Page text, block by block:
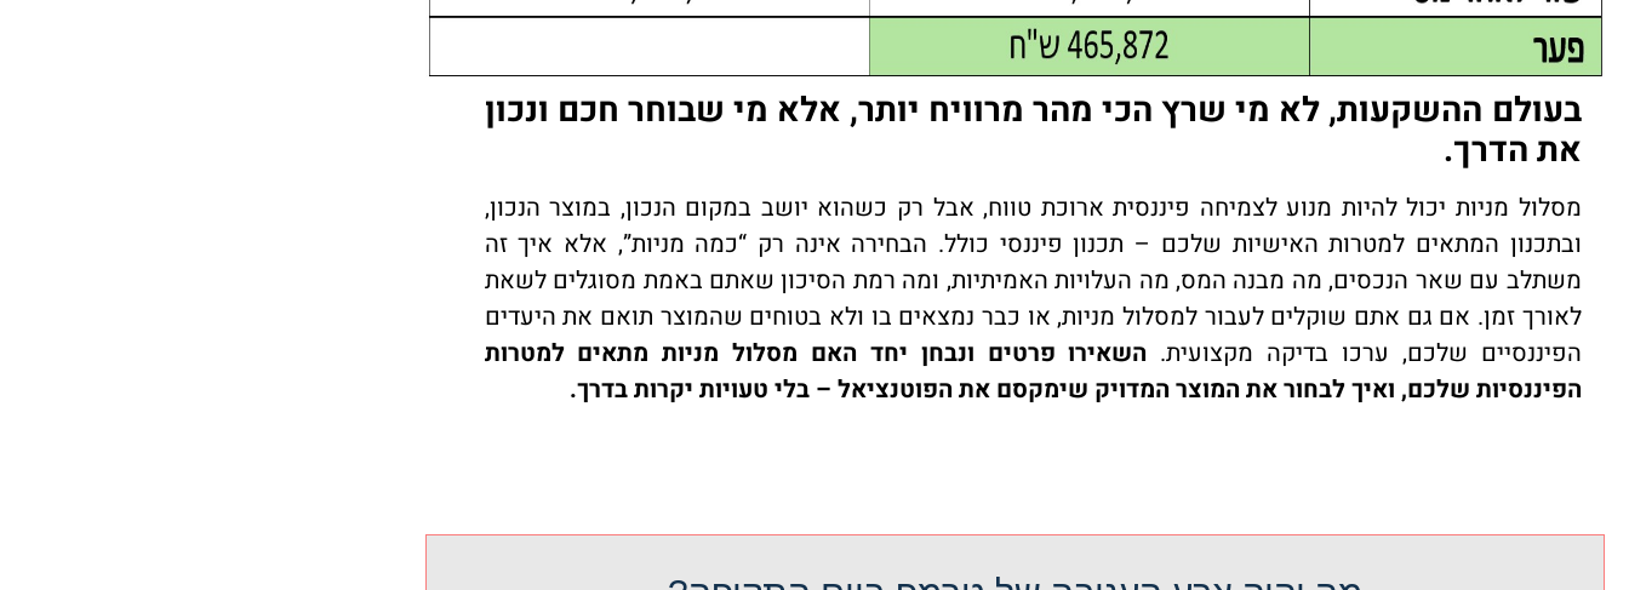
בעולם ההשקעות, לא מי שרץ הכי מהר מרוויח יותר, אלא מי שבוחר חכם ונכון
את הדרך.
מסלול מניות יכול להיות מנוע לצמיחה פיננסית ארוכת טווח, אבל רק כשהוא יושב במקום הנכון, במוצר הנכון,
ובתכנון המתאים למטרות האישיות שלכם – תכנון פיננסי כולל. הבחירה אינה רק “כמה מניות”, אלא איך זה
משתלב עם שאר הנכסים, מה מבנה המס, מה העלויות האמיתיות, ומה רמת הסיכון שאתם באמת מסוגלים לשאת
לאורך זמן. אם גם אתם שוקלים לעבור למסלול מניות, או כבר נמצאים בו ולא בטוחים שהמוצר תואם את היעדים
הפיננסיים שלכם, ערכו בדיקה מקצועית. השאירו פרטים ונבחן יחד האם מסלול מניות מתאים למטרות
הפיננסיות שלכם, ואיך לבחור את המוצר המדויק שימקסם את הפוטנציאל – בלי טעויות יקרות בדרך.